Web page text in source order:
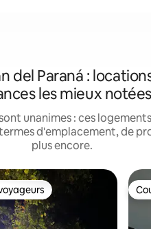
del Paraná :
les mieux notées
unanimes : ces
d'emplacement, de
plus encore.